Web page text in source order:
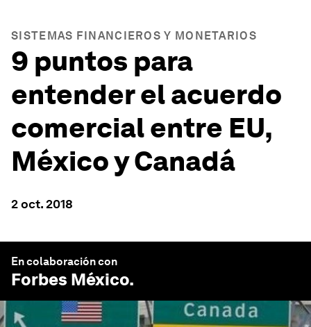
SISTEMAS FINANCIEROS Y MONETARIOS
9 puntos para
entender el acuerdo
comercial entre EU,
México y Canadá
2 oct. 2018
En colaboración con
Forbes México.